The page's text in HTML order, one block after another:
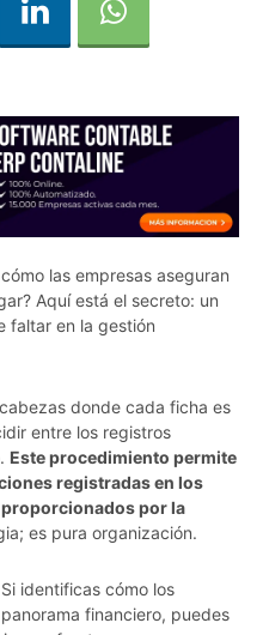
las empresas aseguran
Aquí está el secreto: un
faltar en la gestión
donde cada ficha es
entre los registros
Este procedimiento permite
registradas en los
por la
es pura organización.
identificas cómo los
financiero, puedes